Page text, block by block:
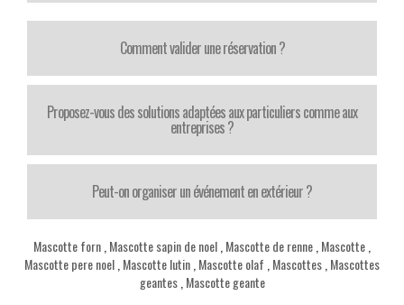
Comment valider une réservation ?
Proposez-vous des solutions adaptées aux particuliers comme aux
entreprises ?
Peut-on organiser un événement en extérieur ?
Mascotte forn Mascotte sapin de noel Mascotte de renne Mascotte
Mascotte pere noel Mascotte lutin Mascotte olaf Mascottes Mascottes
geantes, Mascotte geante